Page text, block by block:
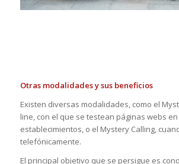
Otras modalidades y sus beneficios
Existen diversas modalidades, como el
line, con el que se testean páginas webs
establecimientos, o el Mystery Calling,
telefónicamente.
El principal objetivo que se persigue es